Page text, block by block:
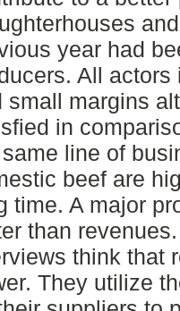
year had
All actors
small margins
in
line of
beef are
time. A major
than
think that
They utilize